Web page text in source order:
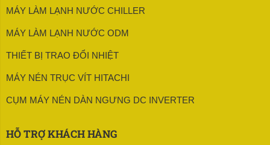
MÁY LÀM LẠNH NƯỚC CHILLER
MÁY LÀM LẠNH NƯỚC ODM
THIẾT BỊ TRAO ĐỔI NHIỆT
MÁY NÉN TRỤC VÍT HITACHI
CỤM MÁY NÉN DÀN NGƯNG DC INVERTER
HỖ TRỢ KHÁCH HÀNG